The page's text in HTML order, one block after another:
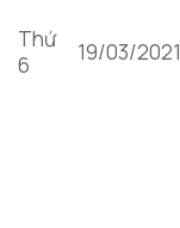
Thứ
6
19/03/2021